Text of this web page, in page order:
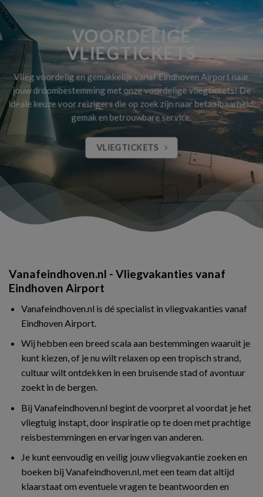
VOORDELIGE
VLIEGTICKETS
Vlieg voordelig en gemakkelijk vanaf Eindhoven Airport naar
jouw droombestemming met onze voordelige vliegtickets! De
ideale keuze voor reizigers die op zoek zijn naar betaalbaarheid,
gemak en betrouwbare service.
VLIEGTICKETS
Vanafeindhoven.nl - Vliegvakanties vanaf
Eindhoven Airport
Vanafeindhoven.nl is dé specialist in vliegvakanties vanaf
Eindhoven Airport.
Wij hebben een breed scala aan bestemmingen waaruit je
kunt kiezen, of je nu wilt relaxen op een tropisch strand,
cultuur wilt ontdekken in een bruisende stad of avontuur
zoekt in de bergen.
Bij Vanafeindhoven.nl begint de voorpret al voordat je het
vliegtuig instapt, door inspiratie op te doen met prachtige
reisbestemmingen en ervaringen van anderen.
Je kunt eenvoudig en veilig jouw vliegvakantie zoeken en
boeken bij Vanafeindhoven.nl, met een team dat altijd
klaarstaat om eventuele vragen te beantwoorden en